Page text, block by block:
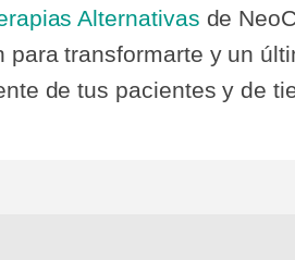
Alternativas de
para transformarte y un
de tus pacientes y de